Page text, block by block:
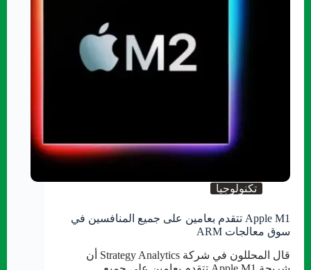
تكنولوجيا
Apple M1 تتقدم بعامين على جميع المنافسين في
سوق معالجات ARM
قال المحللون في شركة Strategy Analytics أن